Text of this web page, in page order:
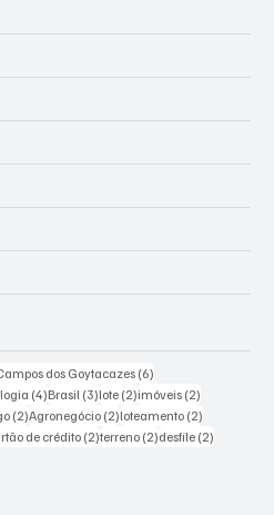
posts dos Goytacazes (6)
(4)4 posts
Brasil (3)3 posts
lote (2)2 posts
imóveis (2)
(2)2 posts
Agronegócio (2)2 posts
loteamento (2)
de crédito (2)2 posts
terreno (2)2 posts
desfile (2)